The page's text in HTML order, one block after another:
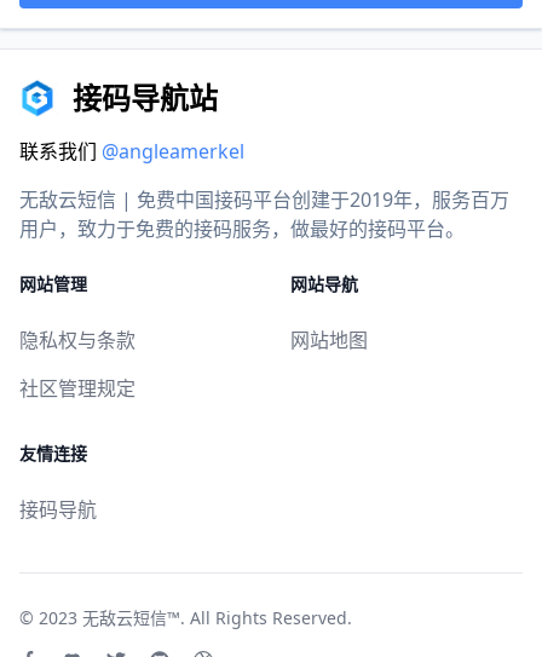
接码导航站
联系我们 @angleamerkel
无敌云短信 | 免费中国接码平台创建于2019年，服务百万
用户，致力于免费的接码服务，做最好的接码平台。
网站管理
隐私权与条款
社区管理规定
网站导航
网站地图
友情连接
接码导航
© 2023 无敌云短信™. All Rights Reserved.